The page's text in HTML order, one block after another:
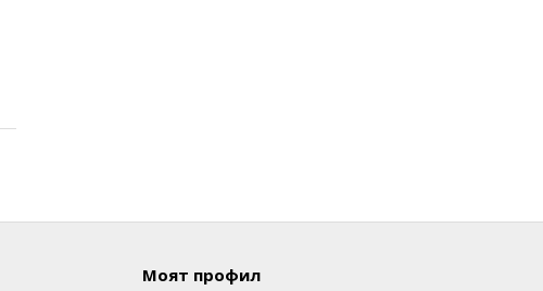
Моят профил